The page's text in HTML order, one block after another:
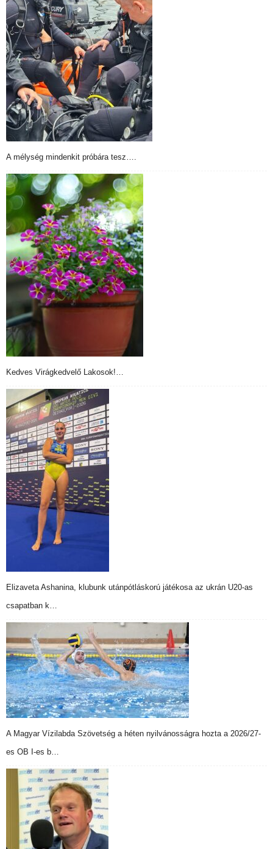
A mélység mindenkit próbára tesz….
Kedves Virágkedvelő Lakosok!…
Elizaveta Ashanina, klubunk utánpótláskorú játékosa az ukrán U20-as
csapatban k…
A Magyar Vízilabda Szövetség a héten nyilvánosságra hozta a 2026/27-
es OB I-es b…